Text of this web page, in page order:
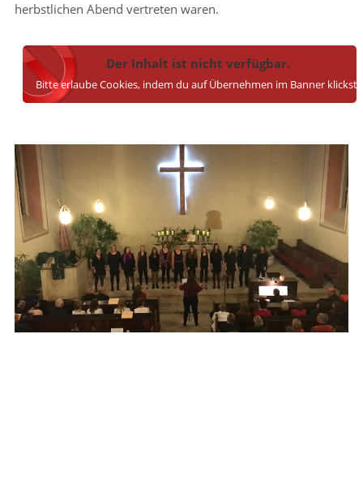
herbstlichen Abend vertreten waren.
Der Inhalt ist nicht verfügbar.
Bitte erlaube Cookies, indem du auf Übernehmen im Banner klickst.